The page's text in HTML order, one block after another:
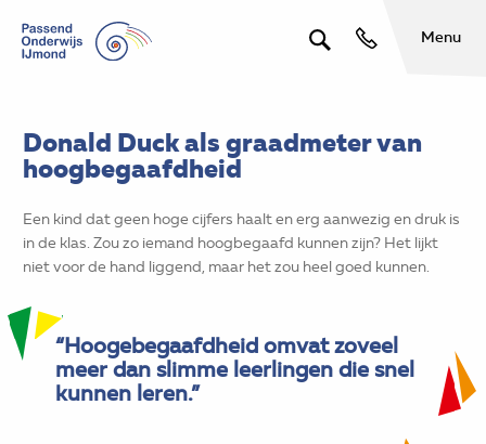
Menu
Donald Duck als graadmeter van
hoogbegaafdheid
Een kind dat geen hoge cijfers haalt en erg aanwezig en druk is
in de klas. Zou zo iemand hoogbegaafd kunnen zijn? Het lijkt
niet voor de hand liggend, maar het zou heel goed kunnen.
“Hoogebegaafdheid omvat zoveel
meer dan slimme leerlingen die snel
kunnen leren.”